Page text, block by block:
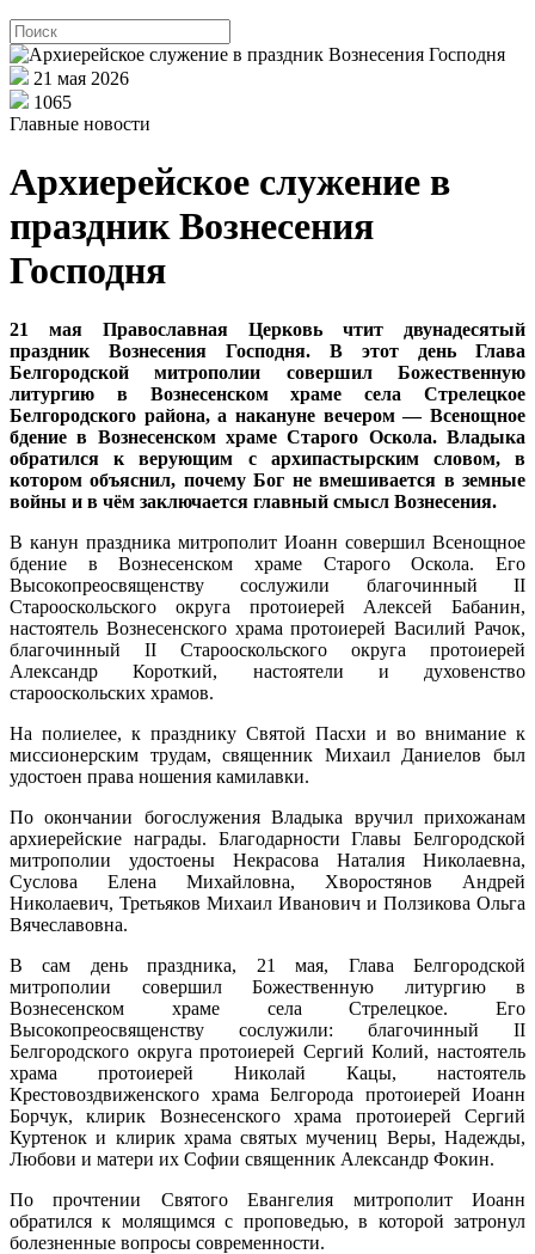
21 мая 2026
1065
Главные новости
Архиерейское служение в
праздник Вознесения
Господня
21 мая Православная Церковь чтит двунадесятый
праздник Вознесения Господня. В этот день Глава
Белгородской митрополии совершил Божественную
литургию в Вознесенском храме села Стрелецкое
Белгородского района, а накануне вечером — Всенощное
бдение в Вознесенском храме Старого Оскола. Владыка
обратился к верующим с архипастырским словом, в
котором объяснил, почему Бог не вмешивается в земные
войны и в чём заключается главный смысл Вознесения.
В канун праздника митрополит Иоанн совершил Всенощное
бдение в Вознесенском храме Старого Оскола. Его
Высокопреосвященству сослужили благочинный II
Старооскольского округа протоиерей Алексей Бабанин,
настоятель Вознесенского храма протоиерей Василий Рачок,
благочинный II Старооскольского округа протоиерей
Александр Короткий, настоятели и духовенство
старооскольских храмов.
На полиелее, к празднику Святой Пасхи и во внимание к
миссионерским трудам, священник Михаил Даниелов был
удостоен права ношения камилавки.
По окончании богослужения Владыка вручил прихожанам
архиерейские награды. Благодарности Главы Белгородской
митрополии удостоены Некрасова Наталия Николаевна,
Суслова Елена Михайловна, Хворостянов Андрей
Николаевич, Третьяков Михаил Иванович и Ползикова Ольга
Вячеславовна.
В сам день праздника, 21 мая, Глава Белгородской
митрополии совершил Божественную литургию в
Вознесенском храме села Стрелецкое. Его
Высокопреосвященству сослужили: благочинный II
Белгородского округа протоиерей Сергий Колий, настоятель
храма протоиерей Николай Кацы, настоятель
Крестовоздвиженского храма Белгорода протоиерей Иоанн
Борчук, клирик Вознесенского храма протоиерей Сергий
Куртенок и клирик храма святых мучениц Веры, Надежды,
Любови и матери их Софии священник Александр Фокин.
По прочтении Святого Евангелия митрополит Иоанн
обратился к молящимся с проповедью, в которой затронул
болезненные вопросы современности.